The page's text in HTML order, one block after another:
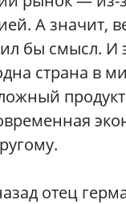
А значит,
бы смысл. И
страна в
отец